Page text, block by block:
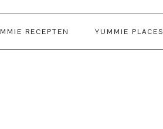
RECEPTEN YUMMIE PLACES